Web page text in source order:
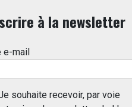
à la newsletter
e-mail
souhaite recevoir, par voie